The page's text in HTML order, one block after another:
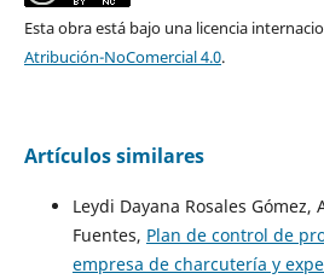
Esta obra está bajo una licencia
Atribución-NoComercial 4.0.
Artículos similares
Leydi Dayana Rosales Gómez,
Fuentes, Plan de control de
empresa de charcutería y